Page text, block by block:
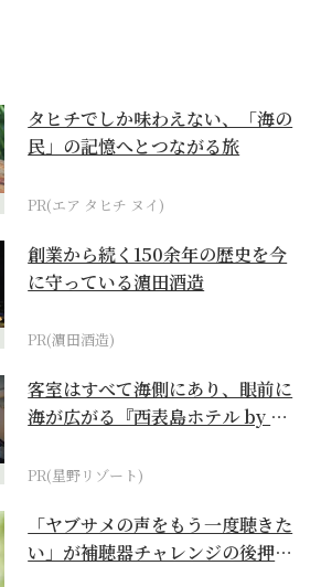
タヒチでしか味わえない、「海の
民」の記憶へとつながる旅
PR(エア タヒチ ヌイ)
創業から続く150余年の歴史を今
に守っている濵田酒造
PR(濵田酒造)
客室はすべて海側にあり、眼前に
海が広がる『西表島ホテル by 星
PR(星野リゾート)
「ヤブサメの声をもう一度聴きた
い」が補聴器チャレンジの後押し